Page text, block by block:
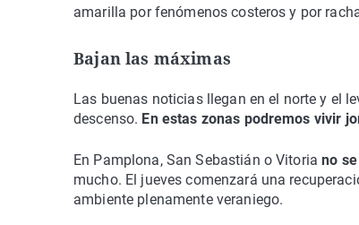
amarilla por fenómenos costeros y por
Bajan las máximas
Las buenas noticias llegan en el norte y el
descenso. En estas zonas podremos vivir
En Pamplona, San Sebastián o Vitoriano
mucho. El jueves comenzará una
ambiente plenamente veraniego.